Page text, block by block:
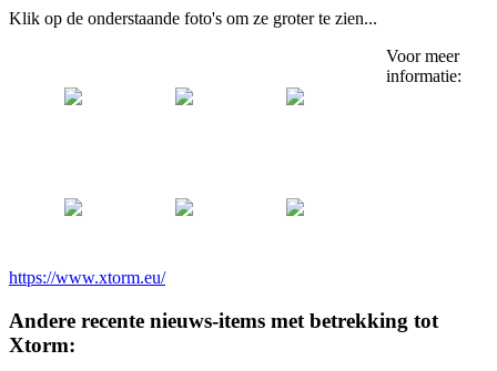
Klik op de onderstaande foto's om ze groter te zien...
Voor meer
informatie:
https://www.xtorm.eu/
Andere recente nieuws-items met betrekking tot
Xtorm: